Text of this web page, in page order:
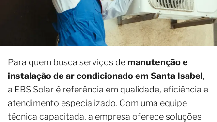
Para quem busca serviços de manutenção e
instalação de ar condicionado em Santa Isabel,
a EBS Solar é referência em qualidade, eficiência e
atendimento especializado. Com uma equipe
técnica capacitada, a empresa oferece soluções